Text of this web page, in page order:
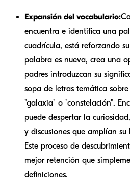
Expansión del vocabulario:
encuentra e identifica una
cuadrícula, está reforzando
palabra es nueva, crea una
padres introduzcan su
sopa de letras temática
"galaxia" o "constelación".
puede despertar la
y discusiones que amplían
Este proceso de
mejor retención que
definiciones.